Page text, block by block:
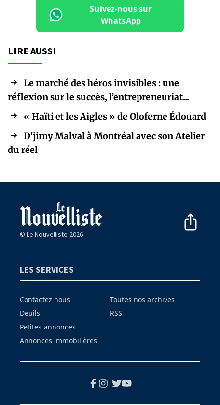
Suivez-nous sur
WhatsApp
LIRE AUSSI
Le marché des héros invisibles : une
réflexion sur le succès, l’entrepreneuriat...
« Haïti et les Aigles » de Oloferne Édouard
D'jimy Malval à Montréal avec son Atelier
du réel
© Le Nouvelliste 2026
LES SERVICES
Contactez nous
Deuils
Petites annonces
Annonces immobilières
Toutes nos archives
RSS